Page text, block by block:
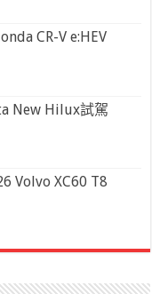
CR-V e:HEV
New Hilux試駕
Volvo XC60 T8